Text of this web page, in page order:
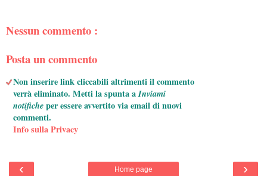
Nessun commento :
Posta un commento
Non inserire link cliccabili altrimenti il commento
verrà eliminato. Metti la spunta aInviami
notificheper essere avvertito via email di nuovi
commenti.
Info sulla Privacy
‹ ›
Home page